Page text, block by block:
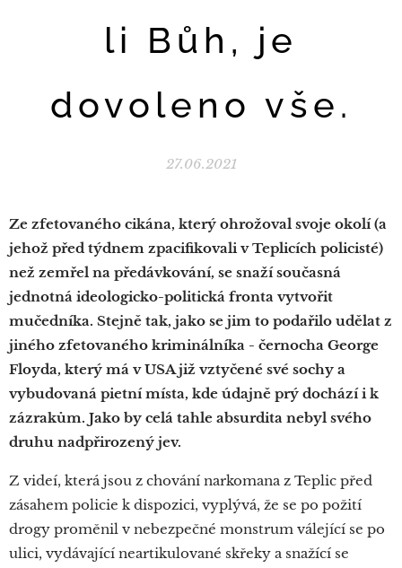
li Bůh, je
dovoleno vše.
27.06.2021
Ze zfetovaného cikána, který ohrožoval svoje okolí (a
jehož před týdnem zpacifikovali v Teplicích policisté)
než zemřel na předávkování, se snaží současná
jednotná ideologicko-politická fronta vytvořit
mučedníka. Stejně tak, jako se jim to podařilo udělat z
jiného zfetovaného kriminálníka - černocha George
Floyda, který má v USA již vztyčené své sochy a
vybudovaná pietní místa, kde údajně prý dochází i k
zázrakům. Jako by celá tahle absurdita nebyl svého
druhu nadpřirozený jev.
Z videí, která jsou z chování narkomana z Teplic před
zásahem policie k dispozici, vyplývá, že se po požití
drogy proměnil v nebezpečné monstrum válející se po
ulici, vydávající neartikulované skřeky a snažící se